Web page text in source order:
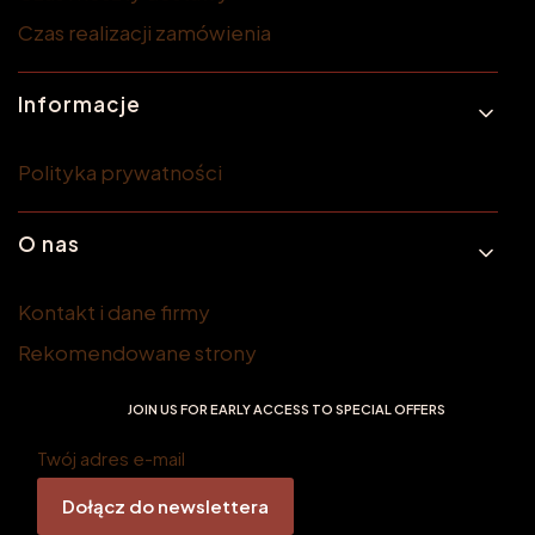
Czas realizacji zamówienia
Informacje
Polityka prywatności
O nas
Kontakt i dane firmy
Rekomendowane strony
JOIN US FOR EARLY ACCESS TO SPECIAL OFFERS
Twój adres e-mail
Dołącz do newslettera